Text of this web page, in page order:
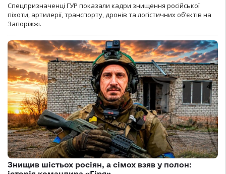
Спецпризначенці ГУР показали кадри знищення російської
піхоти, артилерії, транспорту, дронів та логістичних об’єктів на
Запоріжжі.
Знищив шістьох росіян, а сімох взяв у полон: